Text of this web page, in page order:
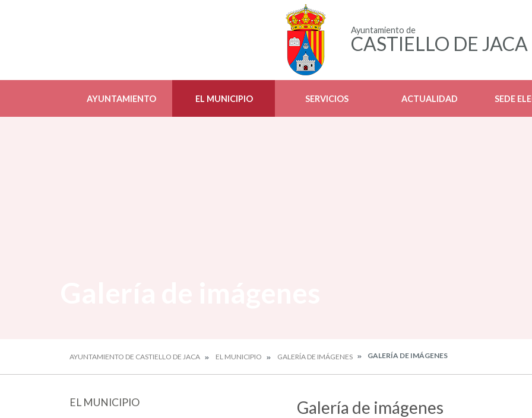
Ayuntamiento de
CASTIELLO DE JACA
AYUNTAMIENTO EL MUNICIPIO SERVICIOS ACTUALIDAD SEDE
AYUNTAMIENTO DE CASTIELLO DE JACA EL MUNICIPIO GALERÍA DE IMÁGENES GALERÍA DE IMÁGENES
EL MUNICIPIO Galería de imágenes